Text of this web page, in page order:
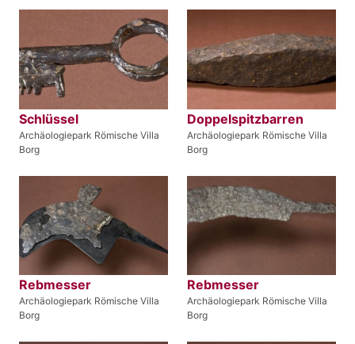
Schlüssel
Archäologiepark Römische Villa
Borg
Doppelspitzbarren
Archäologiepark Römische Villa
Borg
Rebmesser
Archäologiepark Römische Villa
Borg
Rebmesser
Archäologiepark Römische Villa
Borg